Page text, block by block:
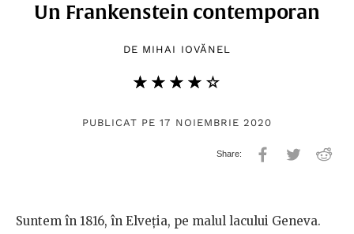
Un Frankenstein contemporan
DE MIHAI IOVĂNEL
★★★★★
☆☆☆☆☆
PUBLICAT PE 17 NOIEMBRIE 2020
Suntem în 1816, în Elveția, pe malul lacului Geneva.